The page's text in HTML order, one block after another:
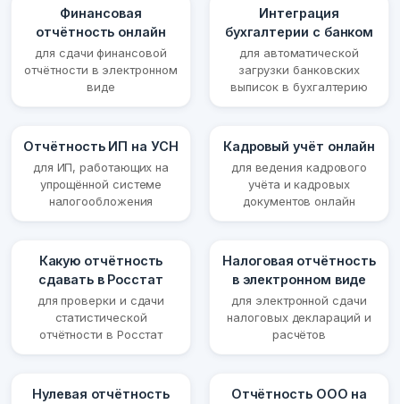
Финансовая
отчётность онлайн
для сдачи финансовой
отчётности в электронном
виде
Интеграция
бухгалтерии с банком
для автоматической
загрузки банковских
выписок в бухгалтерию
Отчётность ИП на УСН
для ИП, работающих на
упрощённой системе
налогообложения
Кадровый учёт онлайн
для ведения кадрового
учёта и кадровых
документов онлайн
Какую отчётность
сдавать в Росстат
для проверки и сдачи
статистической
отчётности в Росстат
Налоговая отчётность
в электронном виде
для электронной сдачи
налоговых деклараций и
расчётов
Нулевая отчётность
Отчётность ООО на